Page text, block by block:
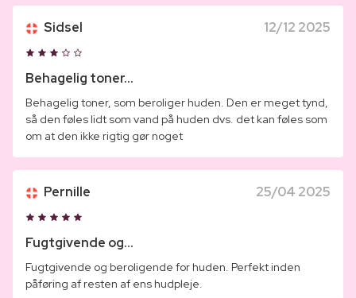
Sidsel 12/12 2025
Behagelig toner...
Behagelig toner, som beroliger huden. Den er meget tynd,
så den føles lidt som vand på huden dvs. det kan føles som
om at den ikke rigtig gør noget
Pernille 25/04 2025
Fugtgivende og...
Fugtgivende og beroligende for huden. Perfekt inden
påføring af resten af ens hudpleje.